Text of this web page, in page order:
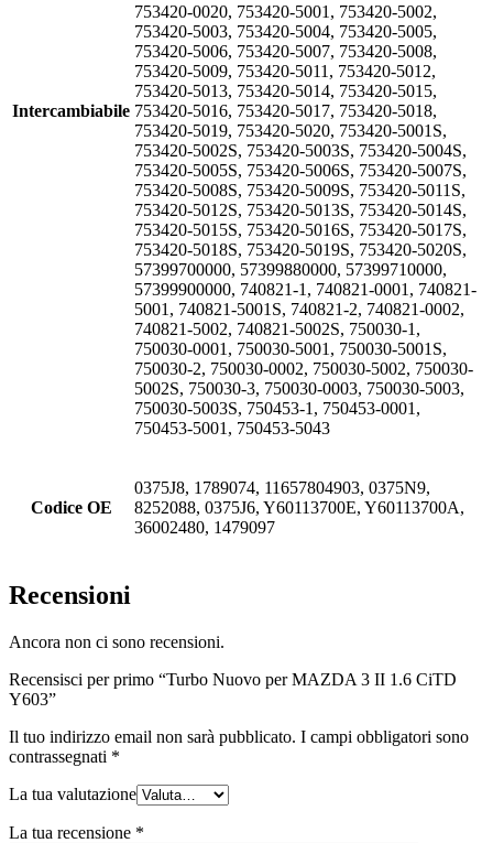
Intercambiabile
753420-0020, 753420-5001, 753420-5002,
753420-5003, 753420-5004, 753420-5005,
753420-5006, 753420-5007, 753420-5008,
753420-5009, 753420-5011, 753420-5012,
753420-5013, 753420-5014, 753420-5015,
753420-5016, 753420-5017, 753420-5018,
753420-5019, 753420-5020, 753420-5001S,
753420-5002S, 753420-5003S, 753420-5004S,
753420-5005S, 753420-5006S, 753420-5007S,
753420-5008S, 753420-5009S, 753420-5011S,
753420-5012S, 753420-5013S, 753420-5014S,
753420-5015S, 753420-5016S, 753420-5017S,
753420-5018S, 753420-5019S, 753420-5020S,
57399700000, 57399880000, 57399710000,
57399900000, 740821-1, 740821-0001, 740821-
5001, 740821-5001S, 740821-2, 740821-0002,
740821-5002, 740821-5002S, 750030-1,
750030-0001, 750030-5001, 750030-5001S,
750030-2, 750030-0002, 750030-5002, 750030-
5002S, 750030-3, 750030-0003, 750030-5003,
750030-5003S, 750453-1, 750453-0001,
750453-5001, 750453-5043
Codice OE
0375J8, 1789074, 11657804903, 0375N9,
8252088, 0375J6, Y60113700E, Y60113700A,
36002480, 1479097
Recensioni
Ancora non ci sono recensioni.
Recensisci per primo “Turbo Nuovo per MAZDA 3 II 1.6 CiTD
Y603”
Il tuo indirizzo email non sarà pubblicato. I campi obbligatori sono
contrassegnati *
La tua valutazione
La tua recensione *